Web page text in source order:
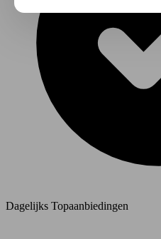
Dagelijks Topaanbiedingen